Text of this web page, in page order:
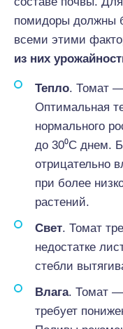
помидоры должны
всеми этими
из них
Тепло. Томат
Оптимальная
нормального
до 30⁰С днем.
отрицательно
при более
растений.
Свет. Томат
недостатке
стебли
Влага. Томат —
требует